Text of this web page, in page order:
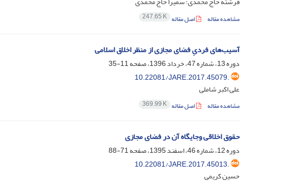
مشاهده مقاله اصل مقاله 247.65 K
آسیب‌های فردیِ فضای مجازی از منظر اخلاق اسلامی
دوره 13، شماره 47، خرداد 1396، صفحه
11-35
10.22081/JARE.2017.45079.
علی اکبر شاملی
مشاهده مقاله اصل مقاله 369.99 K
حقوق اخلاقی وجایگاه آن در فضای مجازی
دوره 12، شماره 46، اسفند 1395، صفحه
71-88
10.22081/JARE.2017.45013.
حسین کریمی